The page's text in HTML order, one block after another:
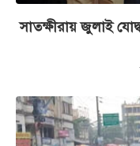
সাতক্ষীরায় জুলাই